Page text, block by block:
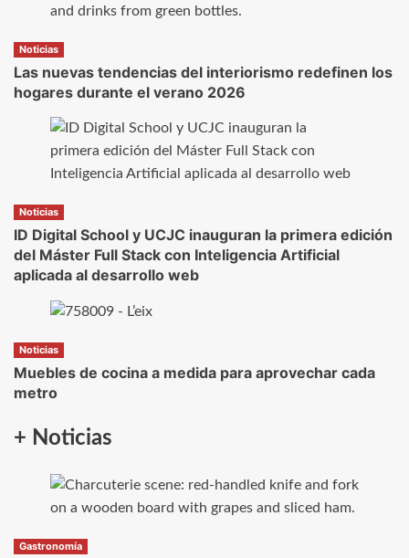
Noticias
Las nuevas tendencias del interiorismo redefinen los
hogares durante el verano 2026
Noticias
ID Digital School y UCJC inauguran la primera edición
del Máster Full Stack con Inteligencia Artificial
aplicada al desarrollo web
Noticias
Muebles de cocina a medida para aprovechar cada
metro
+ Noticias
Gastronomía